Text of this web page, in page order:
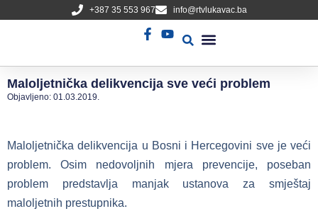
+387 35 553 967 info@rtvlukavac.ba
Maloljetnička delikvencija sve veći problem
Objavljeno: 01.03.2019.
Maloljetnička delikvencija u Bosni i Hercegovini sve je veći
problem. Osim nedovoljnih mjera prevencije, poseban
problem predstavlja manjak ustanova za smještaj
maloljetnih prestupnika.